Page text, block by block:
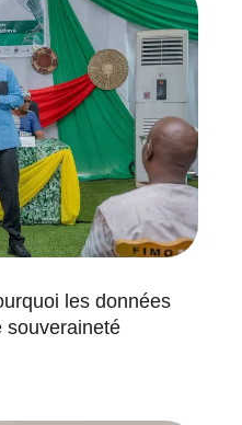
les données
souveraineté